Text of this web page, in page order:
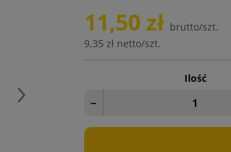
Następny
11,50 zł brutto/szt.
9,35 zł netto/szt.
Ilość
−